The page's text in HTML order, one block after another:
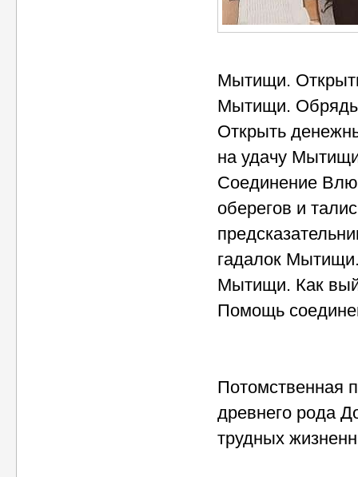
Мытищи.
Мытищи.
Открыть
на удачу
Соединение
оберегов и
гадалок
Мытищи. Как
Помощь
Потомственная
древнего рода
трудных